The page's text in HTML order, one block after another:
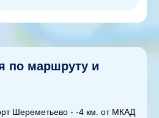
по маршруту и
Шереметьево - -4 км. от МКАД